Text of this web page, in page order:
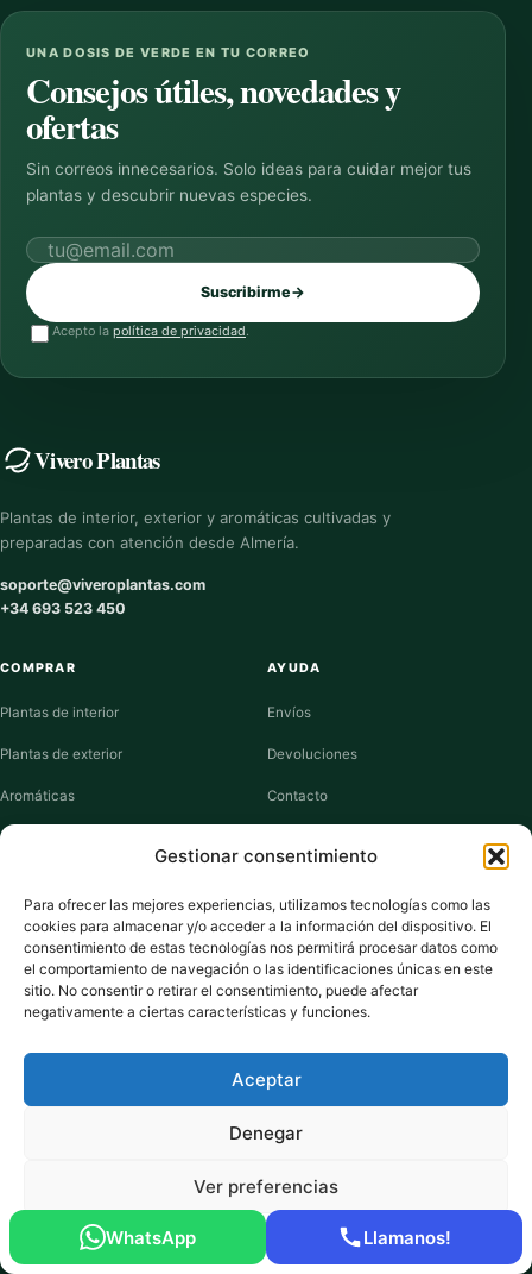
Gestionar consentimiento
Para ofrecer las mejores experiencias, utilizamos tecnologías como las
cookies para almacenar y/o acceder a la información del dispositivo. El
consentimiento de estas tecnologías nos permitirá procesar datos como
el comportamiento de navegación o las identificaciones únicas en este
sitio. No consentir o retirar el consentimiento, puede afectar
negativamente a ciertas características y funciones.
Aceptar
Denegar
Ver preferencias
UNA DOSIS DE VERDE EN TU CORREO
Consejos útiles, novedades y
ofertas
Sin correos innecesarios. Solo ideas para cuidar mejor tus
plantas y descubrir nuevas especies.
Correo electrónico
Suscribirme→
Acepto la política de privacidad.
Vivero Plantas
Plantas de interior, exterior y aromáticas cultivadas y
preparadas con atención desde Almería.
soporte@viveroplantas.com
+34 693 523 450
COMPRAR
Plantas de interior
Plantas de exterior
Aromáticas
Suculentas
AYUDA
Envíos
Devoluciones
Contacto
VIVERO PLANTAS
Sobre nosotros
Puntos y recompensas
Cookies
Pago seguro: Tarjeta de Crédito / Débito Amazon Pay Klarna Link
© 2026 ViveroPlantas Online S.L. · NIF B27640622
WhatsApp Llamanos!